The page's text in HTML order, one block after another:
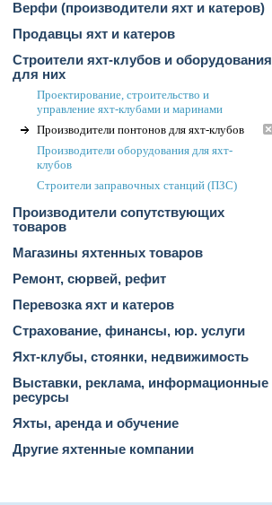
Верфи (производители яхт и катеров)
Продавцы яхт и катеров
Строители яхт-клубов и оборудования
для них
Проектирование, строительство и
управление яхт-клубами и маринами
Производители понтонов для яхт-клубов
Производители оборудования для яхт-
клубов
Строители заправочных станций (ПЗС)
Производители сопутствующих
товаров
Магазины яхтенных товаров
Ремонт, сюрвей, рефит
Перевозка яхт и катеров
Страхование, финансы, юр. услуги
Яхт-клубы, стоянки, недвижимость
Выставки, реклама, информационные
ресурсы
Яхты, аренда и обучение
Другие яхтенные компании